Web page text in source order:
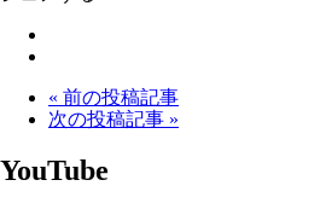
« 前の投稿記事
次の投稿記事 »
YouTube